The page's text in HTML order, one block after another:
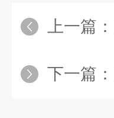
上一篇：
下一篇：